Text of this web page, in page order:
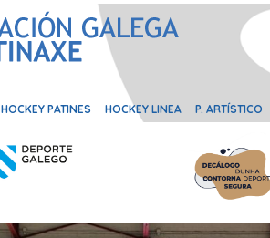
HOCKEY PATINES HOCKEY LINEA P. ARTÍSTICO